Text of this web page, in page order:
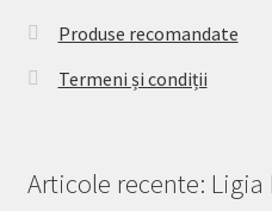
Produse recomandate
Termeni și condiții
Articole recente: Ligia